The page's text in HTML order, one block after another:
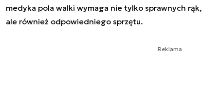
medyka pola walki wymaga nie tylko sprawnych rąk,
ale również odpowiedniego sprzętu.
Reklama